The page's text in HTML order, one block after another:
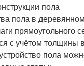
пола
пола в
прямоугольного
с учётом толщины
пола